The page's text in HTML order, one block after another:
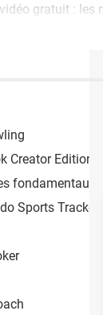
gratuit : les
Creator Edition
fondamentaux !
Sports Tracker